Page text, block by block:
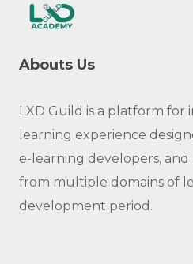
Abouts Us
LXD Guild is a platform for
learning experience
e-learning developers,
from multiple domains of
development period.